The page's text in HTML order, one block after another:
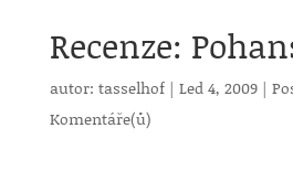
Recenze:
autor: tasselhof| Led 4, 2009|
Komentáře(ů)